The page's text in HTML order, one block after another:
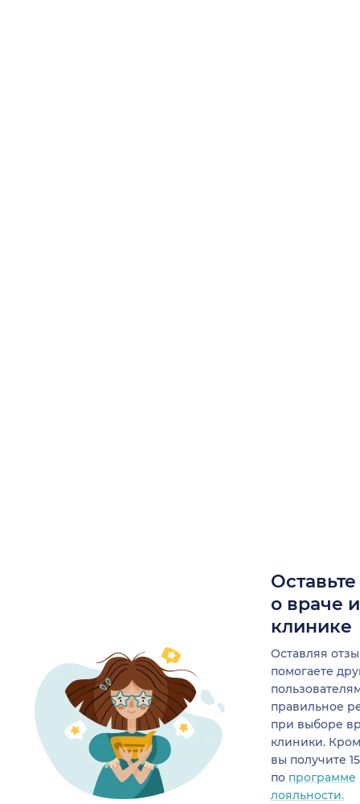
о враче
клинике
Оставляя
помогаете
правильное
при выборе
клиники.
вы получите
по программе
лояльности.